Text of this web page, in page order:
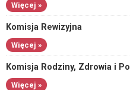
Więcej »
Komisja Rewizyjna
Więcej »
Komisja Rodziny, Zdrowia i
Więcej »